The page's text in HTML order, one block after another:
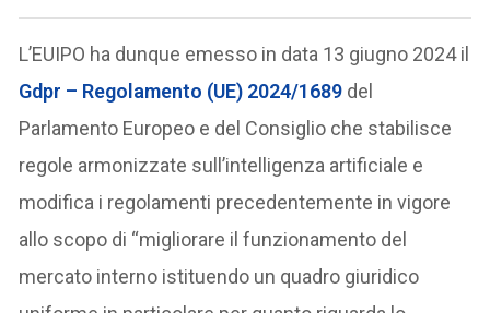
L’EUIPO ha dunque emesso in data 13 giugno 2024 il
Gdpr – Regolamento (UE) 2024/1689 del
Parlamento Europeo e del Consiglio che stabilisce
regole armonizzate sull’intelligenza artificiale e
modifica i regolamenti precedentemente in vigore
allo scopo di “migliorare il funzionamento del
mercato interno istituendo un quadro giuridico